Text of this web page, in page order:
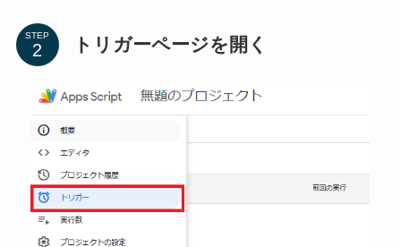
STEP トリガーページを開く